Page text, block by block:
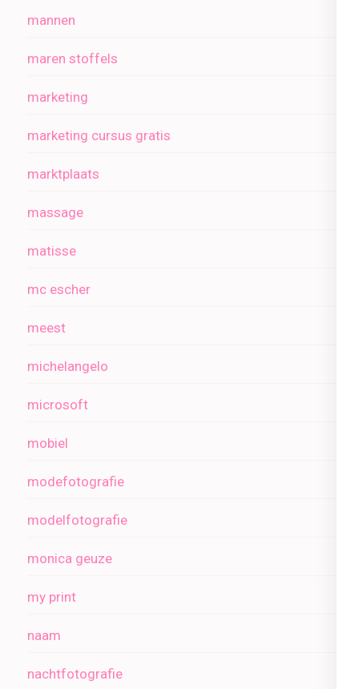
mannen
maren stoffels
marketing
marketing cursus gratis
marktplaats
massage
matisse
mc escher
meest
michelangelo
microsoft
mobiel
modefotografie
modelfotografie
monica geuze
my print
naam
nachtfotografie